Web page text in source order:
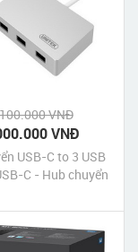
VNĐ
VNĐ
USB-C to 3 USB
C - Hub chuyển
cổng USB Type-C